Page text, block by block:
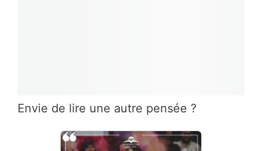
Envie de lire une autre pensée ?